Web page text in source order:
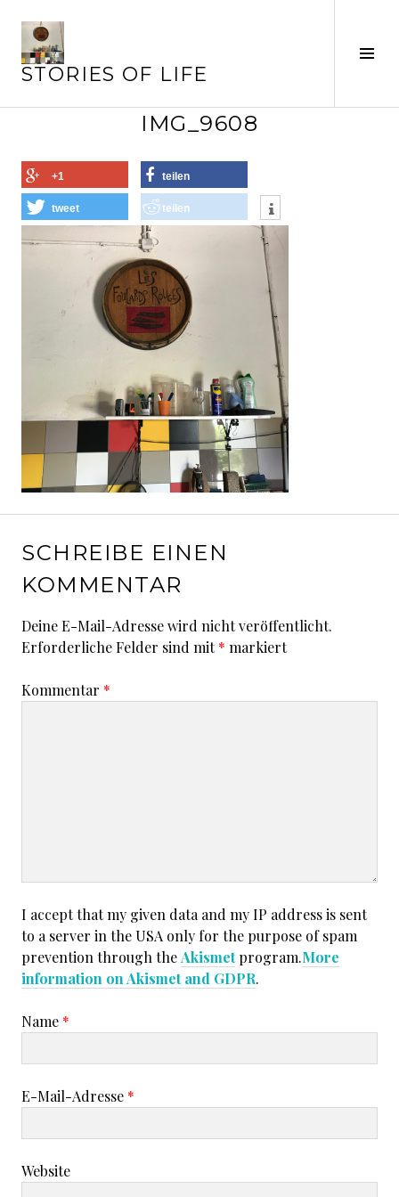
Inhalt
STORIES OF LIFE
IMG_9608
+1 teilen
tweet teilen
SCHREIBE EINEN
KOMMENTAR
Deine E-Mail-Adresse wird nicht veröffentlicht.
Erforderliche Felder sind mit* markiert
Kommentar *
I accept that my given data and my IP address is sent
to a server in the USA only for the purpose of spam
prevention through theAkismetprogram.More
information on Akismet and GDPR.
Name *
E-Mail-Adresse *
Website